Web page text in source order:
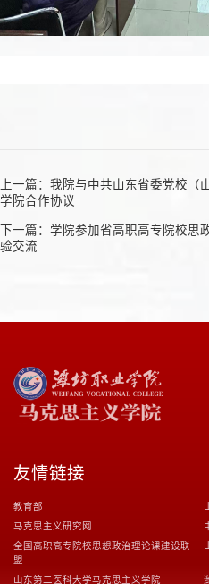
上一篇： 我院与中共山东省委党校（
学院合作协议
下一篇： 学院参加省高职高专院校思
验交流
友情链接
教育部
马克思主义研究网
全国高职高专院校思想政治理论课建设联
盟
山东第二医科大学马克思主义学院